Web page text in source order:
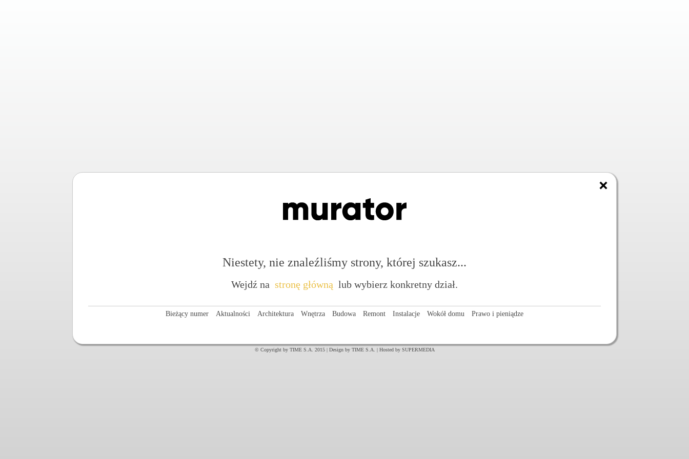
Niestety, nie znaleźliśmy strony, której szukasz...
Wejdź na stronę główną lub wybierz konkretny dział.
Bieżący numer Aktualności Architektura Wnętrza Budowa Remont Instalacje Wokół domu Prawo i pieniądze
© Copyright by TIME S.A. 2015 | Design by TIME S.A. | Hosted by SUPERMEDIA